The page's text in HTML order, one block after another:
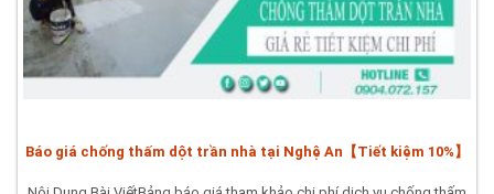
Báo giá chống thấm dột trần nhà tại Nghệ An【Tiết kiệm 10%】